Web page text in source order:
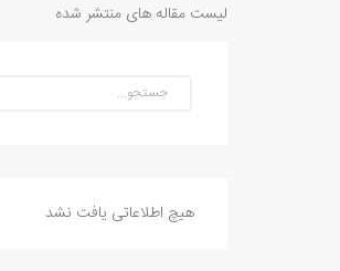
لیست مقاله های منتشر شده
هیچ اطلاعاتی یافت نشد